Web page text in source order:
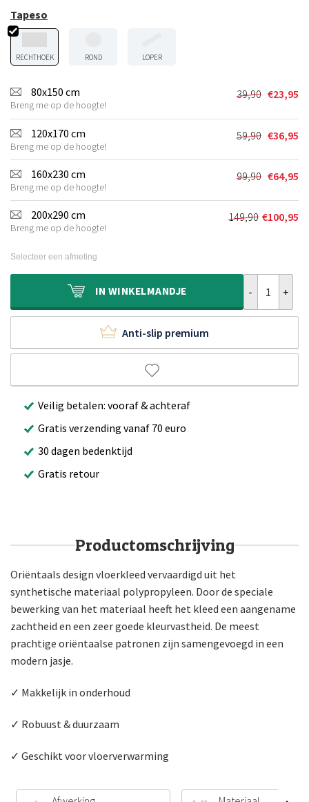
Tapeso
RECHTHOEK ROND LOPER
80x150 cm
Breng me op de hoogte!
39,90
prijs
was:
€39,90.
€23,95
Huidige
prijs
is:
€23,95.
120x170 cm
Breng me op de hoogte!
59,90
prijs
was:
€59,90.
€36,95
Huidige
prijs
is:
€36,95.
160x230 cm
Breng me op de hoogte!
99,90
prijs
was:
€99,90.
€64,95
Huidige
prijs
is:
€64,95.
200x290 cm
Breng me op de hoogte!
149,90 €100,95
Huidige
Selecteer een afmeting
IN WINKELMANDJE
Anti-slip premium
Veilig betalen: vooraf & achteraf
Gratis verzending vanaf 70 euro
30 dagen bedenktijd
Gratis retour
Productomschrijving
Oriëntaals design vloerkleed vervaardigd uit het
synthetische materiaal polypropyleen. Door de speciale
bewerking van het materiaal heeft het kleed een aangename
zachtheid en een zeer goede kleurvastheid. De meest
prachtige oriëntaalse patronen zijn samengevoegd in een
modern jasje.
✓ Makkelijk in onderhoud
✓ Robuust & duurzaam
✓ Geschikt voor vloerverwarming